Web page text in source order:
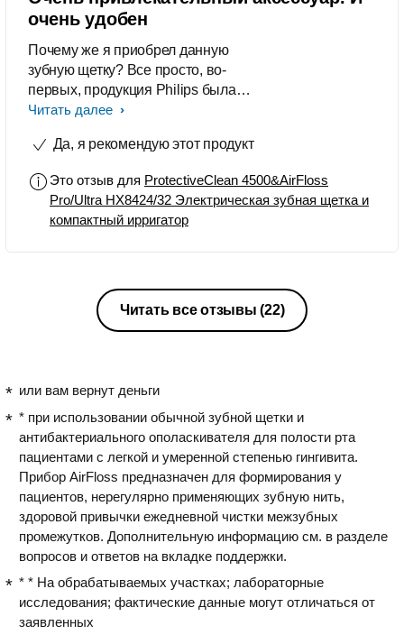
очень удобен
Почему же я приобрел данную
зубную щетку? Все просто, во-
первых, продукция Philips была
всегда качественной и надежной,
эта щетка у меня прослужит очень
простоту, девайс на столько удобен,
что не замечаешь, чего держишь в
руках. Чиста очень быстрая,
усилия на зубы, а они у меня
чувствительные, да, друзьям я
однозначно по рекомендую это
всеми предметами ванной. Очень
очистка межзубного пространства.
Заливаешь жидкость и под напором
чистишь, очень быстро и
эффективно, нежели просто
полоскать полость рта. Так же хочу
отметить мягкость зубной щетки,
которая не мало важна для меня в
повседневном использовании, за
короткий период использования
остался очень доволен данным
устройством.
Читать далее
Да, я рекомендую этот продукт
Это отзыв для ProtectiveClean 4500&AirFloss
Pro/Ultra HX8424/32 Электрическая зубная щетка и
компактный ирригатор
Читать все отзывы(22)
или вам вернут деньги
* при использовании обычной зубной щетки и
антибактериального ополаскивателя для полости рта
пациентами с легкой и умеренной степенью гингивита.
Прибор AirFloss предназначен для формирования у
пациентов, нерегулярно применяющих зубную нить,
здоровой привычки ежедневной чистки межзубных
промежутков. Дополнительную информацию см. в разделе
вопросов и ответов на вкладке поддержки.
* * На обрабатываемых участках; лабораторные
исследования; фактические данные могут отличаться от
заявленных